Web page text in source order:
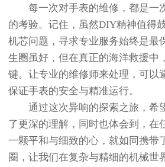
每一次对手表的维修，都是一
的考验。记住，虽然DIY精神值得
机芯问题，寻求专业服务始终是最
生圈虽好，但在真正的海洋救援中
键。让专业的维修师来处理，可以
保证手表的安全与精准运行。
通过这次异响的探索之旅，希
了更深的理解，同时也体会到，在
一颗平和与细致的心，就如同携带
圈，让我们在复杂与精细的机械世